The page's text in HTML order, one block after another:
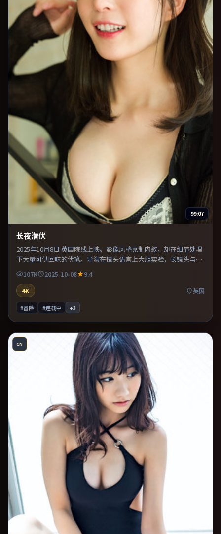
99:07
长夜潜伏
2025年10月8日 英国院线上映。影像风格克制内敛，却在细节处埋
下大量可供回味的伏笔。导演在镜头语言上大胆实验，长镜头与特
写交替强化压迫感。既有类型片爽感，也保留作者表达，口碑潜力
不俗。
107K 2025-10-08
9.4
4K
英国
#冒险 #连载中 +3
CN